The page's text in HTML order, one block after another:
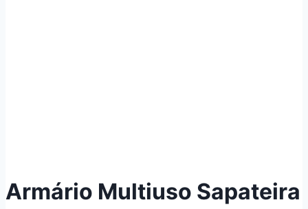
Armário Multiuso Sapateira